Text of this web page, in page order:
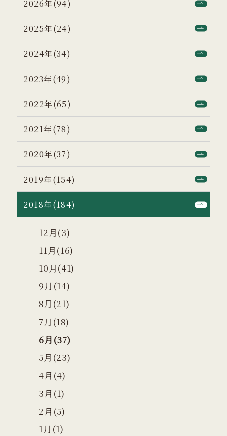
2026年(94)
2025年(24)
2024年(34)
2023年(49)
2022年(65)
2021年(78)
2020年(37)
2019年(154)
2018年(184)
12月(3)
11月(16)
10月(41)
9月(14)
8月(21)
7月(18)
6月(37)
5月(23)
4月(4)
3月(1)
2月(5)
1月(1)